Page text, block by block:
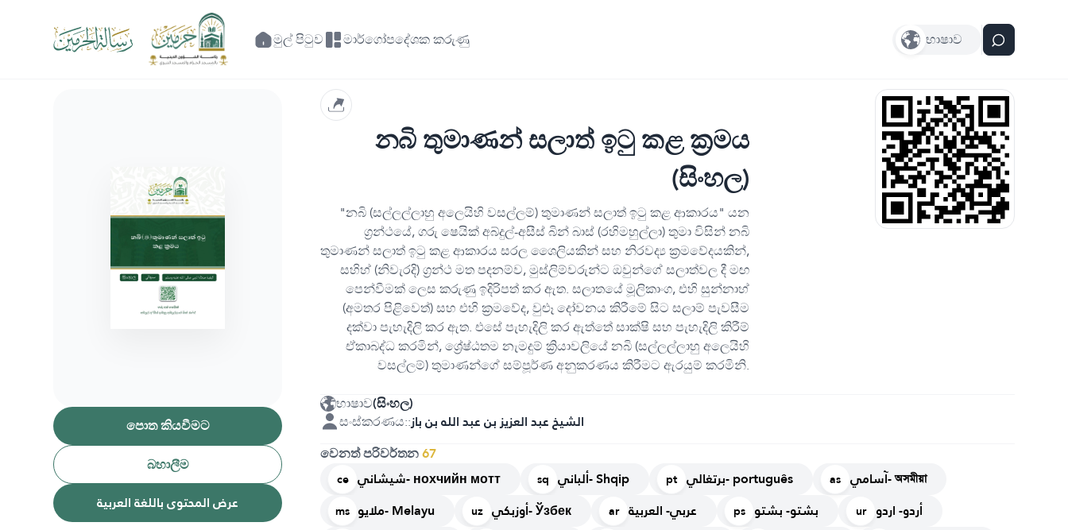
මුල් පිටුව මාර්ගෝපදේශක කරුණු භාෂාව
පොත කියවීමට
බහාලීම
عرض المحتوى باللغة العربية
නබි තුමාණන් සලාත් ඉටු කළ ක්‍රමය
(සිංහල)
"නබි (සල්ලල්ලාහු අලෙයිහි වසල්ලම්) තුමාණන් සලාත් ඉටු කළ ආකාරය" යන
ග්‍රන්ථයේ, ගරු ෂෙයික් අබ්දුල්-අසීස් බින් බාස් (රහිමහුල්ලා) තුමා විසින් නබි
තුමාණන් සලාත් ඉටු කළ ආකාරය සරල ශෛලියකින් සහ නිරවද්‍ය ක්‍රමවේදයකින්,
සහිහ් (නිවැරදි) ග්‍රන්ථ මත පදනම්ව, මුස්ලිම්වරුන්ට ඔවුන්ගේ සලාත්වල දී මඟ
පෙන්වීමක් ලෙස කරුණු ඉදිරිපත් කර ඇත. සලාතයේ මූලිකාංග, එහි සුන්නාහ්
(අමතර පිළිවෙත්) සහ එහි ක්‍රමවේද, වුළූ දෝවනය කිරීමේ සිට සලාම් පැවසීම
දක්වා පැහැදිලි කර ඇත. එසේ පැහැදිලි කර ඇත්තේ සාක්ෂි සහ පැහැදිලි කිරීම්
ඒකාබද්ධ කරමින්, ශ්‍රේෂ්ඨතම නැමදුම් ක්‍රියාවලියේ නබි (සල්ලල්ලාහු අලෙයිහි
වසල්ලම්) තුමාණන්ගේ සම්පූර්ණ අනුකරණය කිරීමට ඇරයුම් කරමිනි.
භාෂාව(සිංහල)
සංස්කරණය::الشيخ عبد العزيز بن عبد الله بن باز
වෙනත් පරිවර්තන67
ce شيشاني- нохчийн мотт sq ألباني- Shqip pt برتغالي- português as آسامي- অসমীয়া
ms ملايو- Melayu uz أوزبكي- Ўзбек ar عربي- العربية ps بشتو- بشتو ur أردو- اردو